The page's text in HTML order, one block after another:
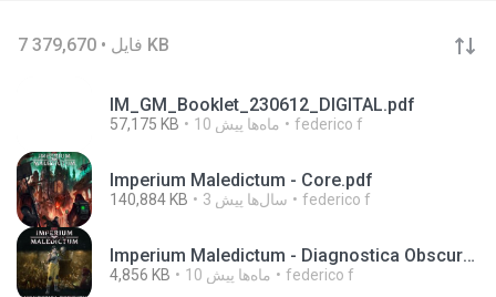
7 فایل • 379,670 KB
IM_GM_Booklet_230612_DIGITAL.pdf
57,175 KB 10 ماه‌ها پیش federico f
Imperium Maledictum - Core.pdf
140,884 KB 3 سال‌ها پیش federico f
Imperium Maledictum - Diagnostica Obscurus.pdf
4,856 KB 10 ماه‌ها پیش federico f